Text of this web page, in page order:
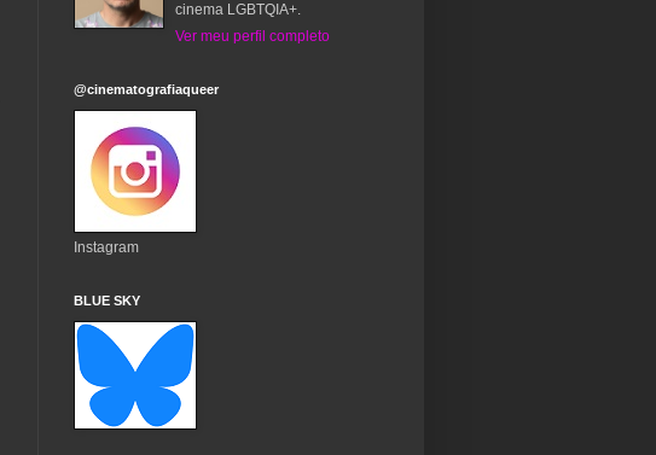
cinema LGBTQIA+.
Ver meu perfil completo
@cinematografiaqueer
Instagram
BLUE SKY